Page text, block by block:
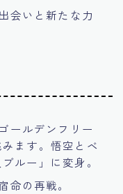
会いと新たな力
ールデンフリー
ます。悟空とベ
ルー」に変身。
命の再戦。